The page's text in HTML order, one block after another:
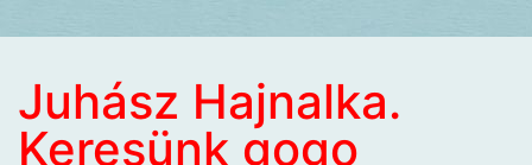
Juhász Hajnalka.
Keresünk gogo